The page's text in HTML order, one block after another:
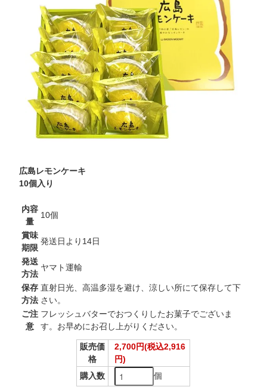
広島レモンケーキ
10個入り
内容
量
10個
賞味
期限
発送日より14日
発送
方法
ヤマト運輸
保存
方法
直射日光、高温多湿を避け、涼しい所にて保存して下
さい。
ご注
意
フレッシュバターでおつくりしたお菓子でございま
す。お早めにお召し上がりください。
販売価
格
2,700円(税込2,916
円)
購入数
個